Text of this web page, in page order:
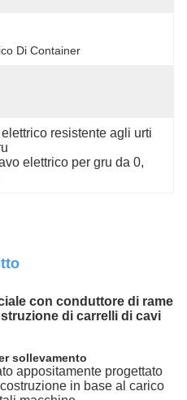
Di Container
resistente agli urti
elettrico per gru da 0,
con conduttore di rame
di carrelli di cavi
sollevamento
appositamente progettato
in base al carico